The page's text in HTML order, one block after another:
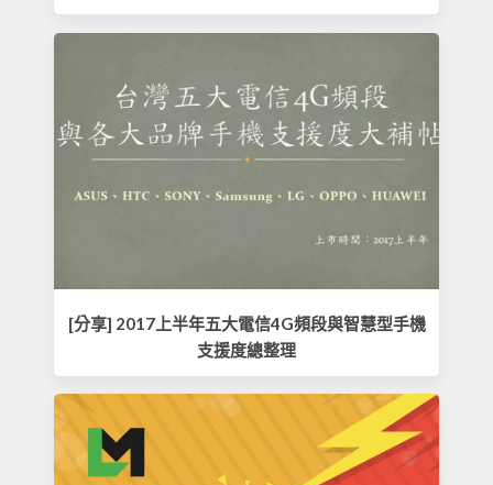
[分享] 2017上半年五大電信4G頻段與智慧型手機
支援度總整理